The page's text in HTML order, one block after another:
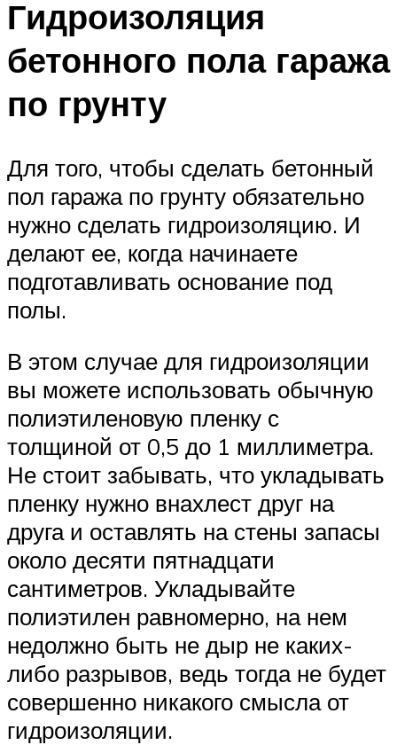
Гидроизоляция
бетонного пола гаража
по грунту
Для того, чтобы сделать бетонный
пол гаража по грунту обязательно
нужно сделать гидроизоляцию. И
делают ее, когда начинаете
подготавливать основание под
полы.
В этом случае для гидроизоляции
вы можете использовать обычную
полиэтиленовую пленку с
толщиной от 0,5 до 1 миллиметра.
Не стоит забывать, что укладывать
пленку нужно внахлест друг на
друга и оставлять на стены запасы
около десяти пятнадцати
сантиметров. Укладывайте
полиэтилен равномерно, на нем
недолжно быть не дыр не каких-
либо разрывов, ведь тогда не будет
совершенно никакого смысла от
гидроизоляции.